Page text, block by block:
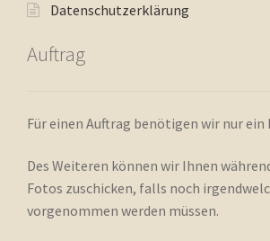
Datenschutzerklärung
Auftrag
Für einen Auftrag benötigen wir nur ein
Des Weiteren können wir Ihnen
Fotos zuschicken, falls noch
vorgenommen werden müssen.